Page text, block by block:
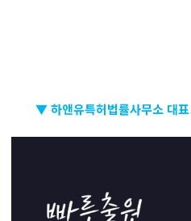
▼ 하앤유특허법률사무소 대